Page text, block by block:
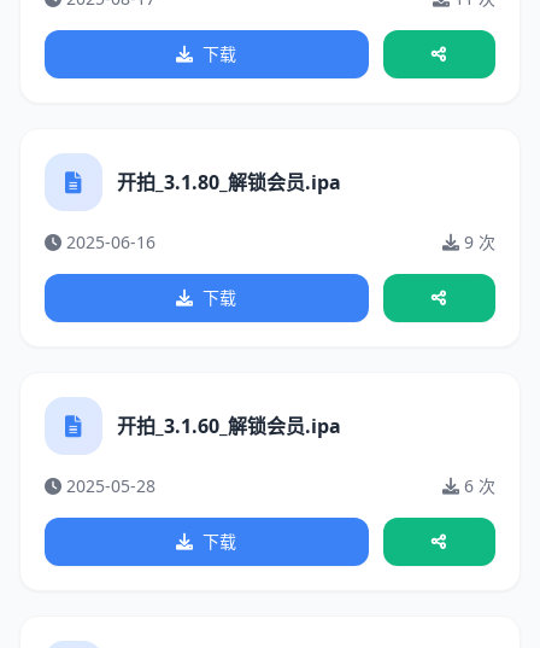
下载
开拍_3.1.80_解锁会员.ipa
2025-06-16 9 次
下载
开拍_3.1.60_解锁会员.ipa
2025-05-28 6 次
下载